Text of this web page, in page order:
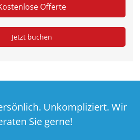
Unkompliziert. Wir
Sie gerne!